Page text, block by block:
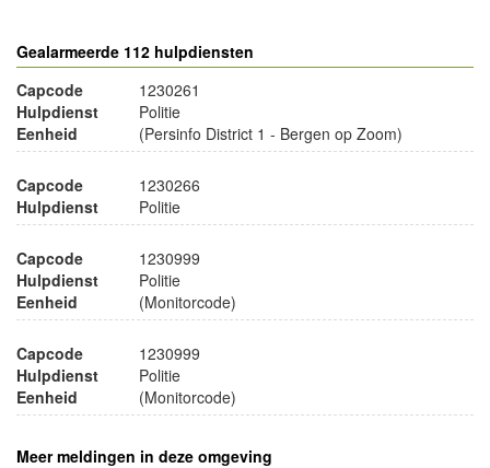
Gealarmeerde 112 hulpdiensten
Capcode
1230261
Hulpdienst
Politie
Eenheid
(Persinfo District 1 - Bergen op Zoom)
Capcode
1230266
Hulpdienst
Politie
Capcode
1230999
Hulpdienst
Politie
Eenheid
(Monitorcode)
Capcode
1230999
Hulpdienst
Politie
Eenheid
(Monitorcode)
Meer meldingen in deze omgeving